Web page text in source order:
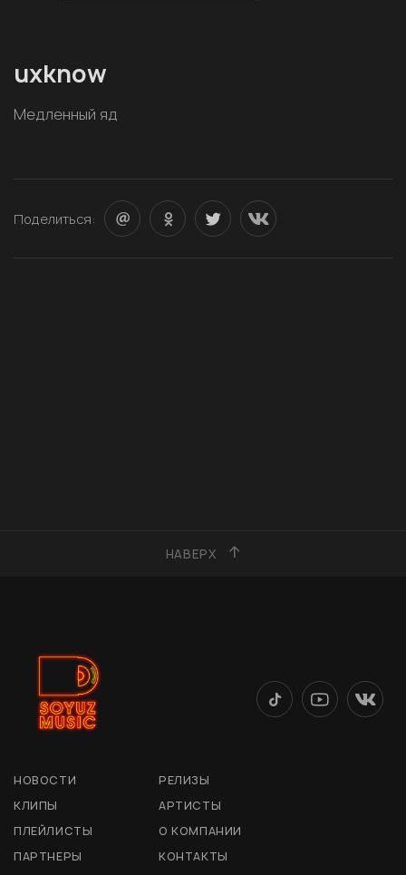
uxknow
Медленный яд
Поделиться:
НАВЕРХ
НОВОСТИ
РЕЛИЗЫ
КЛИПЫ
АРТИСТЫ
ПЛЕЙЛИСТЫ
О КОМПАНИИ
ПАРТНЕРЫ
КОНТАКТЫ